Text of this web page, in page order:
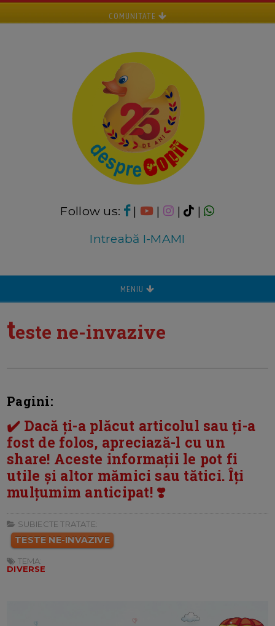
COMUNITATE
Follow us: | | |
|
Intreabă I-MAMI
MENIU
teste ne-invazive
Pagini:
✔️ Dacă ți-a plăcut articolul sau ți-a
fost de folos, apreciază-l cu un
share! Aceste informații le pot fi
utile și altor mămici sau tătici. Îți
mulțumim anticipat! ❣️
SUBIECTE TRATATE:
TESTE NE-INVAZIVE
TEMA:
DIVERSE